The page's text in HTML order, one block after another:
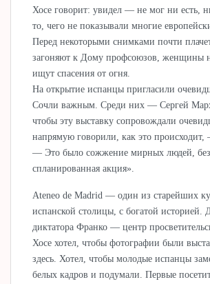
Хосе говорит: увидел — не мог ни есть,
то, чего не показывали многие
Перед некоторыми снимками почти
загоняют к Дому профсоюзов, женщины
ищут спасения от огня.
На открытие испанцы пригласили
Сочли важным. Среди них — Сергей
чтобы эту выставку сопровождали
напрямую говорили, как это
— Это было сожжение мирных людей,
спланированная акция».
Ateneo de Madrid — один из старейших
испанской столицы, с богатой историей.
диктатора Франко — центр
Хосе хотел, чтобы фотографии были
здесь. Хотел, чтобы молодые испанцы
белых кадров и подумали. Первые